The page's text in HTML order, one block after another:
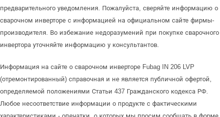
предварительного уведомления. Пожалуйста, сверяйте информацию о
сварочном инверторе с информацией на официальном сайте фирмы-
производителя. Во избежание недоразумений при покупке сварочного
инвертора уточняйте информацию у консультантов.
Информация на сайте о сварочном инверторе Fubag IN 206 LVP
(отремонтированный) справочная и не является публичной офертой,
определяемой положениями Статьи 437 Гражданского кодекса РФ.
Любое несоответствие информации о продукте с фактическими